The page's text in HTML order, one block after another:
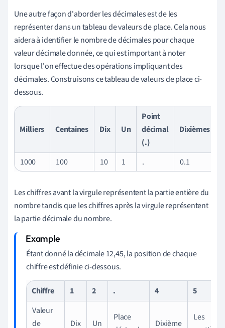
Une autre façon d'aborder les décimales est deles
représenter dans un tableau de valeurs de place.Cela nous
aidera à identifier le nombre de décimales pour chaque
valeur décimale donnée, ce qui est important à noter
lorsque l'on effectue des opérations impliquant des
décimales.Construisons ce tableau de valeurs de place ci-
dessous.
Milliers Centaines Dix Un
Point
décimal
(.)
Dixièmes
1000 100 10 1 . 0.1
Les chiffres avant la virgule représentent la partie entière du
nombre tandis que les chiffres après la virgule représentent
la partie décimale du nombre.
Étant donné la décimale 12,45, la position de chaque
chiffre est définie ci-dessous.
Chiffre 1 2 . 4
5
Valeur
de
Dix Un
Place
Dixième
Les